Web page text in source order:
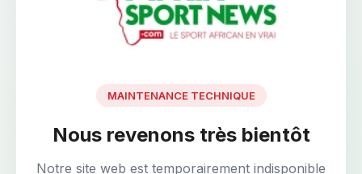
MAINTENANCE TECHNIQUE
Nous revenons très bientôt
Notre site web est temporairement indisponible